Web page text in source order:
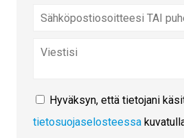
Hyväksyn, että tietojani
tietosuojaselosteessa